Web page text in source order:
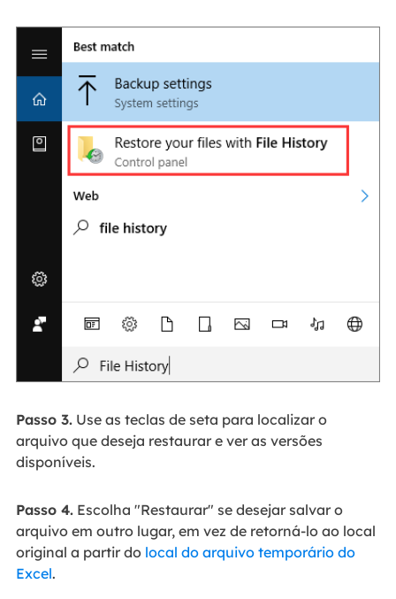
Passo 3.Use as teclas de seta para localizar o
arquivo que deseja restaurar e ver as versões
disponíveis.
Passo 4.Escolha "Restaurar" se desejar salvar o
arquivo em outro lugar, em vez de retorná-lo ao local
original a partir do local do arquivo temporário do
Excel.